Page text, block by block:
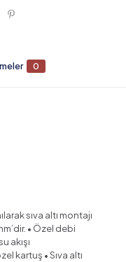
0
sıva altı montajı
• Özel debi
akışı
kartuş • Sıva altı